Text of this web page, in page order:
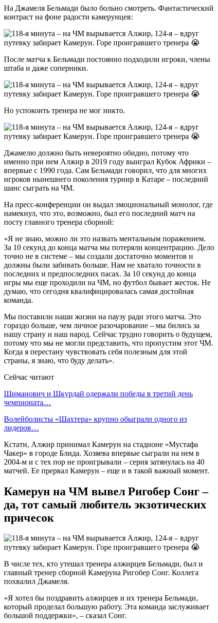
На Джамеля Бельмади было больно смотреть. Фантастический
контраст на фоне радости камерунцев:
После матча к Бельмади постоянно подходили игроки, члены
штаба и даже соперники.
Но успокоить тренера не мог никто.
Джамелю должно быть невероятно обидно, потому что
именно при нем Алжир в 2019 году выиграл Кубок Африки –
впервые с 1990 года. Сам Бельмади говорил, что для многих
игроков нынешнего поколения турнир в Катаре – последний
шанс сыграть на ЧМ.
На пресс-конференции он выдал эмоциональный монолог, где
намекнул, что это, возможно, был его последний матч на
посту главного тренера сборной:
«Я не знаю, можно ли это назвать ментальным поражением.
За 10 секунд до конца матча мы потеряли концентрацию. Дело
точно не в системе – мы создали достаточно моментов и
должны были забивать больше. Нам не хватало точности в
последних и предпоследних пасах. За 10 секунд до конца
игры мы еще проходили на ЧМ, но футбол бывает жесток. Не
думаю, что сегодня квалифицировалась самая достойная
команда.
Мы поставили наши жизни на паузу ради этого матча. Это
гораздо больше, чем личное разочарование – мы бились за
нашу страну и наш народ. Сейчас трудно говорить о будущем,
потому что мы не могли представить, что пропустим этот ЧМ.
Когда я перестану чувствовать себя полезным для этой
страны, я знаю, что буду делать».
Сейчас читают
Шиманович и Шкурдай одержали победы в третий день
чемпионата…
Волейболисты «Шахтера» крупно обыграли одного из
лидеров…
Кстати, Алжир принимал Камерун на стадионе «Мустафа
Чакер» в городе Блида. Хозяева впервые сыграли на нем в
2004-м и с тех пор не проигрывали – серия затянулась на 40
матчей. Ее прервал Камерун – еще и в такой важный момент.
Камерун на ЧМ вывел Ригобер Сонг –
да, тот самый любитель экзотических
причесок
В числе тех, кто утешал тренера алжирцев Бельмади, был и
главный тренер сборной Камеруна Ригобер Сонг. Коллега
похвалил Джамеля.
«Я хотел бы поздравить алжирцев и их тренера Бельмади,
который проделал большую работу. Эта команда заслуживает
большой поддержки», – сказал Сонг.